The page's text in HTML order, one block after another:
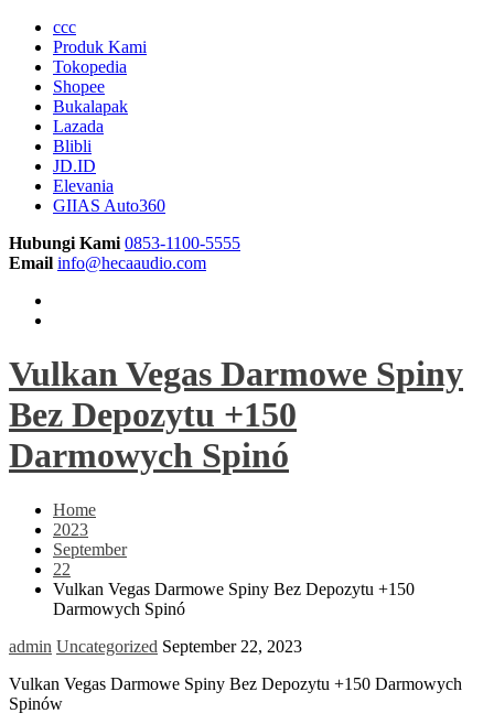
ccc
Produk Kami
Tokopedia
Shopee
Bukalapak
Lazada
Blibli
JD.ID
Elevania
GIIAS Auto360
Hubungi Kami 0853-1100-5555
Email info@hecaaudio.com
Vulkan Vegas Darmowe Spiny
Bez Depozytu +150
Darmowych Spinó
Home
2023
September
22
Vulkan Vegas Darmowe Spiny Bez Depozytu +150
Darmowych Spinó
admin Uncategorized September 22, 2023
Vulkan Vegas Darmowe Spiny Bez Depozytu +150 Darmowych
Spinów